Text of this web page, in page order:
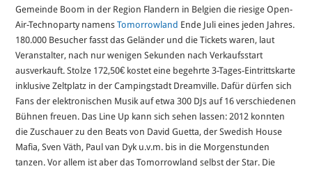
Gemeinde Boom in der Region Flandern in Belgien die riesige Open-
Air-Technoparty namensTomorrowland Ende Juli eines jeden Jahres.
180.000 Besucher fasst das Geländer und die Tickets waren, laut
Veranstalter, nach nur wenigen Sekunden nach Verkaufsstart
ausverkauft. Stolze 172,50€ kostet eine begehrte 3-Tages-Eintrittskarte
inklusive Zeltplatz in der Campingstadt Dreamville. Dafür dürfen sich
Fans der elektronischen Musik auf etwa 300 DJs auf 16 verschiedenen
Bühnen freuen. Das Line Up kann sich sehen lassen: 2012 konnten
die Zuschauer zu den Beats von David Guetta, der Swedish House
Mafia, Sven Väth, Paul van Dyk u.v.m. bis in die Morgenstunden
tanzen. Vor allem ist aber das Tomorrowland selbst der Star. Die